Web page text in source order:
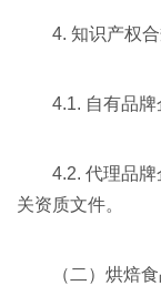
4. 知识产权合
4.1. 自有品牌
4.2. 代理品
关资质文件。
（二）烘焙